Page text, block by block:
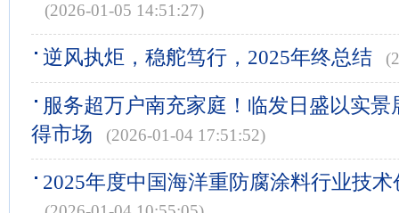
(2026-01-05 14:51:27)
逆风执炬，稳舵笃行，2025年终总结
服务超万户南充家庭！临发日盛以实
得市场
(2026-01-04 17:51:52)
2025年度中国海洋重防腐涂料行业技